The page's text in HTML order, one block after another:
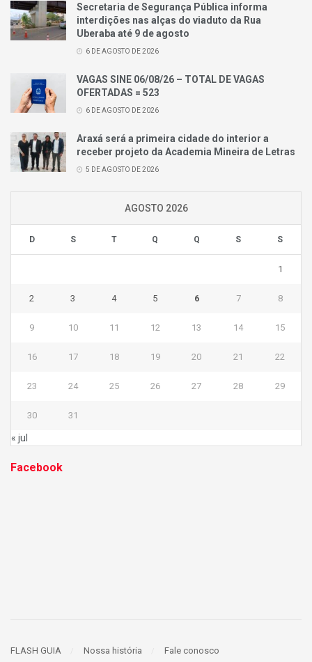
Secretaria de Segurança Pública informa
interdições nas alças do viaduto da Rua
Uberaba até 9 de agosto
6 DE AGOSTO DE 2026
VAGAS SINE 06/08/26 – TOTAL DE VAGAS
OFERTADAS = 523
6 DE AGOSTO DE 2026
Araxá será a primeira cidade do interior a
receber projeto da Academia Mineira de Letras
5 DE AGOSTO DE 2026
AGOSTO 2026
D S T Q Q S S
1
2 3 4 5 6 7 8
9 10 11 12 13 14 15
16 17 18 19 20 21 22
23 24 25 26 27 28 29
30 31
« jul
Facebook
FLASH GUIA Nossa história Fale conosco